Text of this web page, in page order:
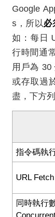
Google
s，所以必
如：每日
行時間通
用戶為 30
或存取過
盡，下方
指令碼執
URL
同時執行